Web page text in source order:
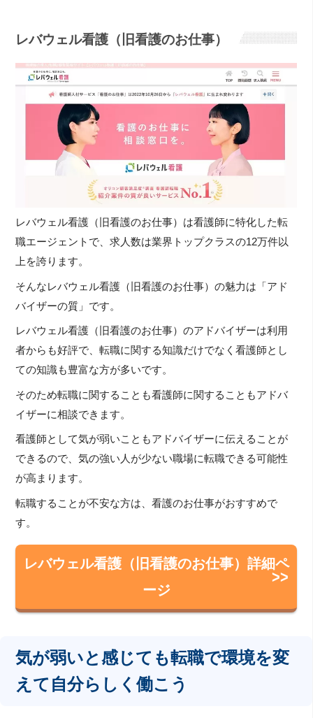
レバウェル看護（旧看護のお仕事）
レバウェル看護（旧看護のお仕事）は看護師に特化した転
職エージェントで、求人数は業界トップクラスの12万件以
上を誇ります。
そんなレバウェル看護（旧看護のお仕事）の魅力は「アド
バイザーの質」です。
レバウェル看護（旧看護のお仕事）のアドバイザーは利用
者からも好評で、転職に関する知識だけでなく看護師とし
ての知識も豊富な方が多いです。
そのため転職に関することも看護師に関することもアドバ
イザーに相談できます。
看護師として気が弱いこともアドバイザーに伝えることが
できるので、気の強い人が少ない職場に転職できる可能性
が高まります。
転職することが不安な方は、看護のお仕事がおすすめで
す。
レバウェル看護（旧看護のお仕事）詳細ペ
ージ
気が弱いと感じても転職で環境を変
えて自分らしく働こう